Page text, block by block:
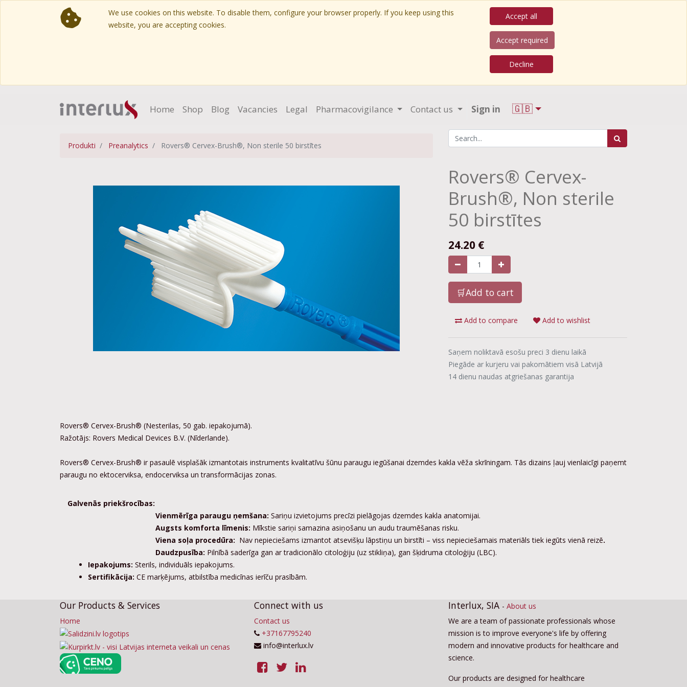
We use cookies on this website. To disable them, configure your browser properly. If you keep using this
website, you are accepting cookies.
Accept all
Accept required
Decline
Home Shop Blog Vacancies Legal Pharmacovigilance Contact us Sign in 🇬🇧
Produkti Preanalytics Rovers® Cervex-Brush®, Non sterile 50 birstītes
Rovers® Cervex-
Brush®, Non sterile
50 birstītes
24.20 €
🛒Add to cart
Add to compare Add to wishlist
Saņem noliktavā esošu preci 3 dienu laikā
Piegāde ar kurjeru vai pakomātiem visā Latvijā
14 dienu naudas atgriešanas garantija
Rovers® Cervex-Brush® (Nesterilas, 50 gab. iepakojumā).
Ražotājs: Rovers Medical Devices B.V. (Nīderlande).
Rovers® Cervex-Brush® ir pasaulē visplašāk izmantotais instruments kvalitatīvu šūnu paraugu iegūšanai dzemdes kakla vēža skrīningam. Tās dizains ļauj vienlaicīgi paņemt
paraugu no ektocerviksa, endocerviksa un transformācijas zonas.
Galvenās priekšrocības:
Vienmērīga paraugu ņemšana: Sariņu izvietojums precīzi pielāgojas dzemdes kakla anatomijai.
Augsts komforta līmenis: Mīkstie sariņi samazina asiņošanu un audu traumēšanas risku.
Viena soļa procedūra: Nav nepieciešams izmantot atsevišķu lāpstiņu un birstīti – viss nepieciešamais materiāls tiek iegūts vienā reizē.
Daudzpusība: Pilnībā saderīga gan ar tradicionālo citoloģiju (uz stikliņa), gan šķidruma citoloģiju (LBC).
Iepakojums: Sterils, individuāls iepakojums.
Sertifikācija: CE marķējums, atbilstība medicīnas ierīču prasībām.
Our Products & Services
Home
Connect with us
Contact us
+37167795240
info@interlux.lv
Interlux, SIA - About us
We are a team of passionate professionals whose
mission is to improve everyone's life by offering
modern and innovative products for healthcare and
science.
Our products are designed for healthcare